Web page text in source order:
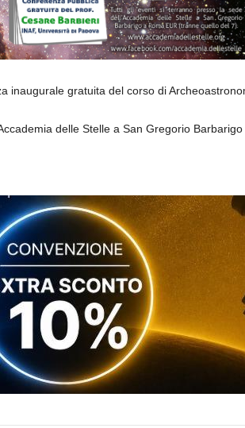
inaugurale gratuita del corso di
delle Stelle a San Gregorio